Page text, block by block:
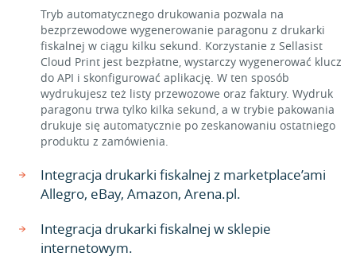
Tryb automatycznego drukowania pozwala na
bezprzewodowe wygenerowanie paragonu z drukarki
fiskalnej w ciągu kilku sekund. Korzystanie z Sellasist
Cloud Print jest bezpłatne, wystarczy wygenerować klucz
do API i skonfigurować aplikację. W ten sposób
wydrukujesz też listy przewozowe oraz faktury. Wydruk
paragonu trwa tylko kilka sekund, a w trybie pakowania
drukuje się automatycznie po zeskanowaniu ostatniego
produktu z zamówienia.
Integracja drukarki fiskalnej z marketplace’ami
Allegro, eBay, Amazon, Arena.pl.
Integracja drukarki fiskalnej w sklepie
internetowym.